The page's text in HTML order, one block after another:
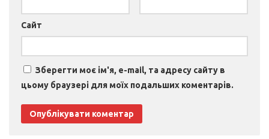
Сайт
Зберегти моє ім'я, e-mail, та адресу сайту в
цьому браузері для моїх подальших коментарів.